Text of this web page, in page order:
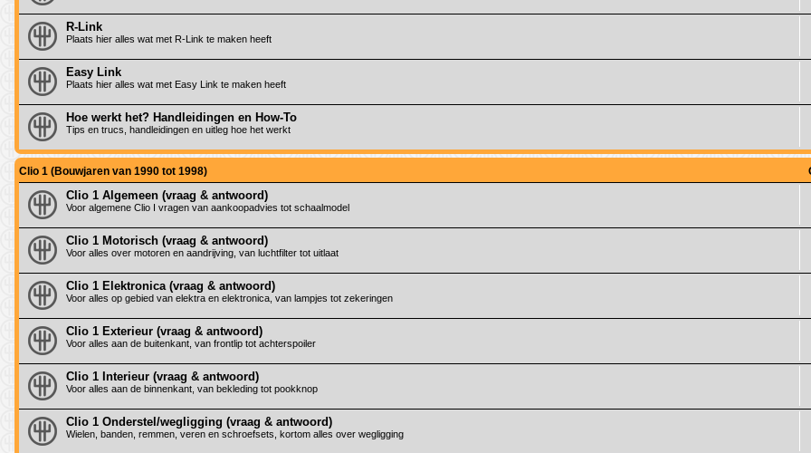
R-Link
Plaats hier alles wat met R-Link te maken heeft
Easy Link
Plaats hier alles wat met Easy Link te maken heeft
Hoe werkt het? Handleidingen en How-To
Tips en trucs, handleidingen en uitleg hoe het werkt
Clio 1 (Bouwjaren van 1990 tot 1998)
Clio 1 Algemeen (vraag & antwoord)
Voor algemene Clio I vragen van aankoopadvies tot schaalmodel
Clio 1 Motorisch (vraag & antwoord)
Voor alles over motoren en aandrijving, van luchtfilter tot uitlaat
Clio 1 Elektronica (vraag & antwoord)
Voor alles op gebied van elektra en elektronica, van lampjes tot zekeringen
Clio 1 Exterieur (vraag & antwoord)
Voor alles aan de buitenkant, van frontlip tot achterspoiler
Clio 1 Interieur (vraag & antwoord)
Voor alles aan de binnenkant, van bekleding tot pookknop
Clio 1 Onderstel/wegligging (vraag & antwoord)
Wielen, banden, remmen, veren en schroefsets, kortom alles over wegligging